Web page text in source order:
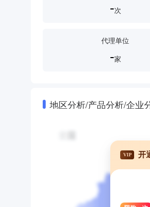
-次
代理单位
-家
地区分析/产品分析/企业
VIP 开